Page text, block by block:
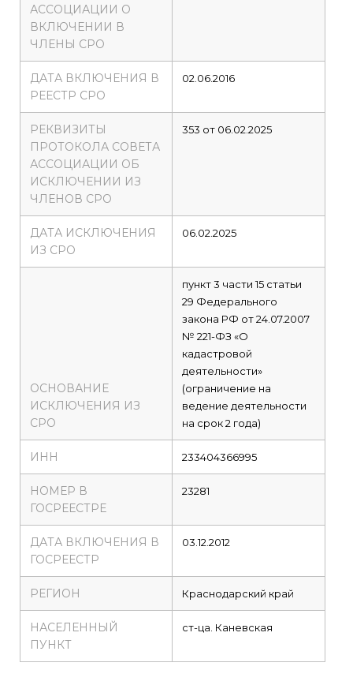
АССОЦИАЦИИ О
ВКЛЮЧЕНИИ В
ЧЛЕНЫ СРО
ДАТА ВКЛЮЧЕНИЯ В
РЕЕСТР СРО
02.06.2016
РЕКВИЗИТЫ
ПРОТОКОЛА СОВЕТА
АССОЦИАЦИИ ОБ
ИСКЛЮЧЕНИИ ИЗ
ЧЛЕНОВ СРО
353 от 06.02.2025
ДАТА ИСКЛЮЧЕНИЯ
ИЗ СРО
06.02.2025
ОСНОВАНИЕ
ИСКЛЮЧЕНИЯ ИЗ
СРО
пункт 3 части 15 статьи
29 Федерального
закона РФ от 24.07.2007
№ 221-ФЗ «О
кадастровой
деятельности»
(ограничение на
ведение деятельности
на срок 2 года)
ИНН 233404366995
НОМЕР В
ГОСРЕЕСТРЕ
23281
ДАТА ВКЛЮЧЕНИЯ В
ГОСРЕЕСТР
03.12.2012
РЕГИОН Краснодарский край
НАСЕЛЕННЫЙ
ПУНКТ
ст-ца. Каневская